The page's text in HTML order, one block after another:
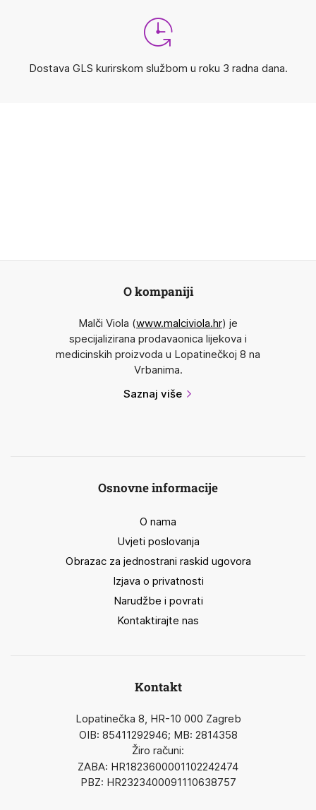
Dostava GLS kurirskom službom u roku 3 radna dana.
O kompaniji
Malči Viola (www.malciviola.hr) je
specijalizirana prodavaonica lijekova i
medicinskih proizvoda u Lopatinečkoj 8 na
Vrbanima.
Saznaj više
Osnovne informacije
O nama
Uvjeti poslovanja
Obrazac za jednostrani raskid ugovora
Izjava o privatnosti
Narudžbe i povrati
Kontaktirajte nas
Kontakt
Lopatinečka 8, HR-10 000 Zagreb
OIB: 85411292946; MB: 2814358
Žiro računi:
ZABA: HR1823600001102242474
PBZ: HR2323400091110638757